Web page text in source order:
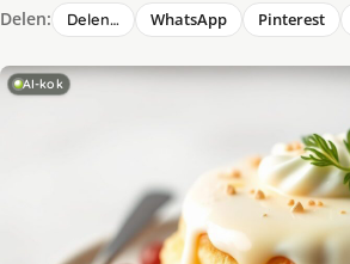
Delen: Delen… WhatsApp Pinterest
AI-kok